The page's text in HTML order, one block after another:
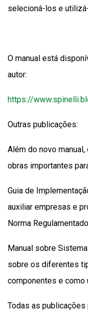
selecioná-los e
O manual está
autor:
https://
Outras publicações:
Além do novo
obras importantes
Guia de
auxiliar empresas e
Norma
Manual sobre
sobre os diferentes
componentes e como
Todas as